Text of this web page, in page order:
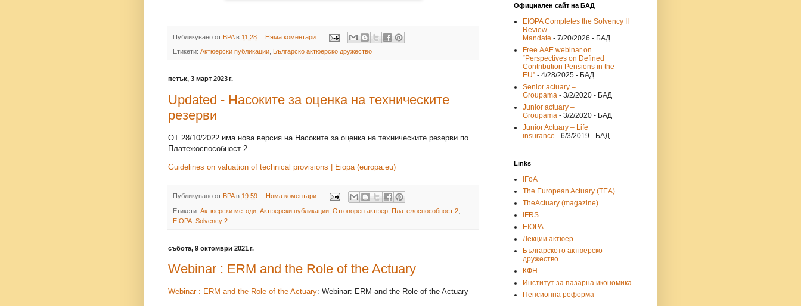
Публикувано от BPA в 11:28 Няма коментари:
Етикети: Актюерски публикации Българско актюерско дружество
петък, 3 март 2023 г.
Updated - Насоките за оценка на техническите
резерви
ОТ 28/10/2022 има нова версия на Насоките за оценка на техническите резерви по
Платежоспособност 2
Guidelines on valuation of technical provisions | Eiopa (europa.eu)
Публикувано от BPA в 19:59 Няма коментари:
Етикети: Актюерски методи Актюерски публикации Отговорен актюер Платежоспособност 2
EIOPA Solvency 2
събота, 9 октомври 2021 г.
Webinar : ERM and the Role of the Actuary
Webinar : ERM and the Role of the Actuary: Webinar: ERM and the Role of the Actuary
Официален сайт на БАД
EIOPA Completes the Solvency II
Review
Mandate - 7/20/2026 - БАД
Free ААЕ webinar on
“Perspectives on Defined
Contribution Pensions in the
EU” - 4/28/2025 - БАД
Senior actuary –
Groupama - 3/2/2020 - БАД
Junior actuary –
Groupama - 3/2/2020 - БАД
Junior Actuary – Life
insurance - 6/3/2019 - БАД
Links
IFoA
The European Actuary (TEA)
TheActuary (magazine)
IFRS
EIOPA
Лекции актюер
Българското актюерско
дружество
КФН
Институт за пазарна икономика
Пенсионна реформа